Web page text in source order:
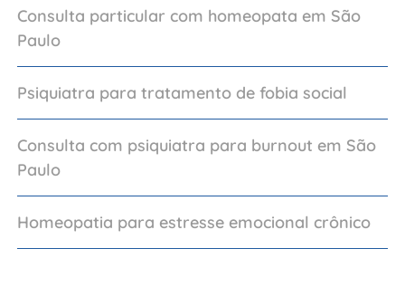
Consulta particular com homeopata em São
Paulo
Psiquiatra para tratamento de fobia social
Consulta com psiquiatra para burnout em São
Paulo
Homeopatia para estresse emocional crônico